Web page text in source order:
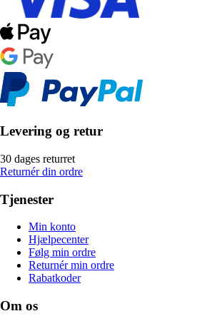
Levering og retur
30 dages returret
Returnér din ordre
Tjenester
Min konto
Hjælpecenter
Følg min ordre
Returnér min ordre
Rabatkoder
Om os